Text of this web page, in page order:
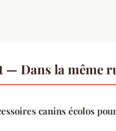
— Dans la même
canins écolos